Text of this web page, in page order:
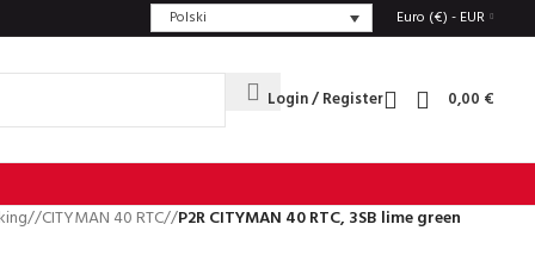
Polski Euro (€) - EUR
Login / Register 0,00 €
/ CITYMAN 40 RTC/ P2R CITYMAN 40 RTC, 3SB lime green